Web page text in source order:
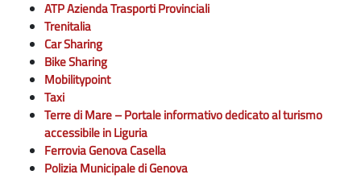
ATP Azienda Trasporti Provinciali
Trenitalia
Car Sharing
Bike Sharing
Mobilitypoint
Taxi
Terre di Mare – Portale informativo dedicato al turismo
accessibile in Liguria
Ferrovia Genova Casella
Polizia Municipale di Genova